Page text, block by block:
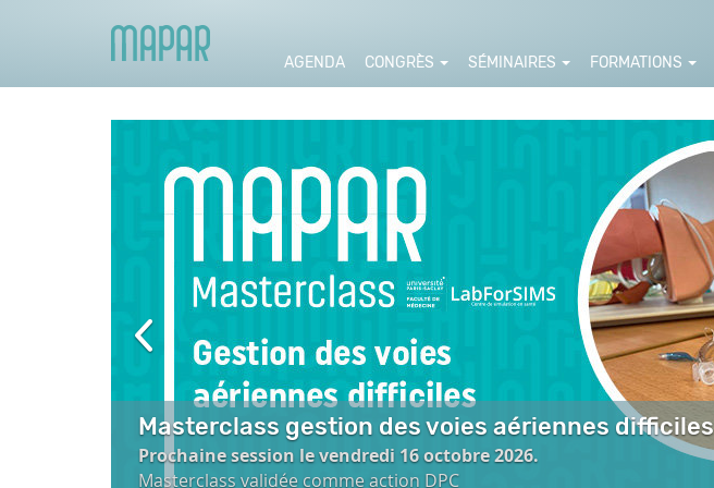
AGENDA CONGRÈS SÉMINAIRES FORMATIONS
Masterclass gestion des voies aériennes difficiles
Prochaine session le vendredi 16octobre2026.
Masterclass validée comme action DPC
Précédant